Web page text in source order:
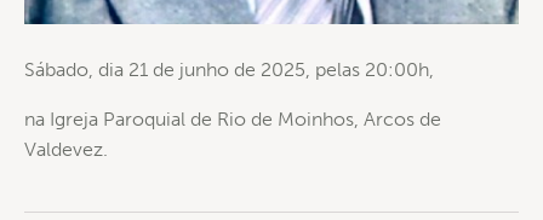
Sábado, dia 21 de junho de 2025, pelas 20:00h,
na Igreja Paroquial de Rio de Moinhos, Arcos de
Valdevez.